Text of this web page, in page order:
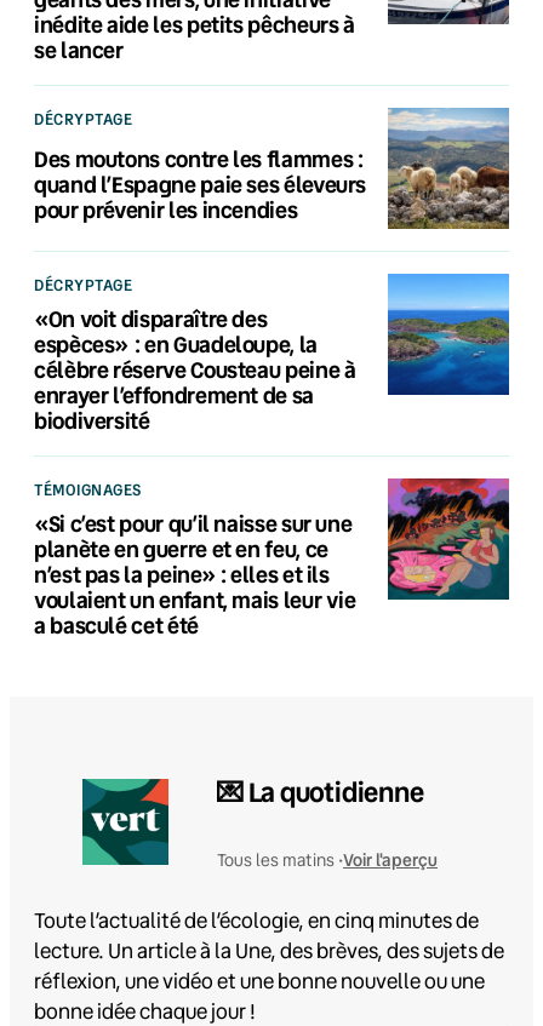
inédite aide les petits pêcheurs à
se lancer
DÉCRYPTAGE
Des moutons contre les flammes :
quand l’Espagne paie ses éleveurs
pour prévenir les incendies
DÉCRYPTAGE
«On voit disparaître des
espèces» : en Guadeloupe, la
célèbre réserve Cousteau peine à
enrayer l’effondrement de sa
biodiversité
TÉMOIGNAGES
«Si c’est pour qu’il naisse sur une
planète en guerre et en feu, ce
n’est pas la peine» : elles et ils
voulaient un enfant, mais leur vie
a basculé cet été
💌 La quotidienne
Tous les matins •Voir l'aperçu
Toute l’actualité de l’écologie, en cinq minutes de
lecture. Un article à la Une, des brèves, des sujets de
réflexion, une vidéo et une bonne nouvelle ou une
bonne idée chaque jour !